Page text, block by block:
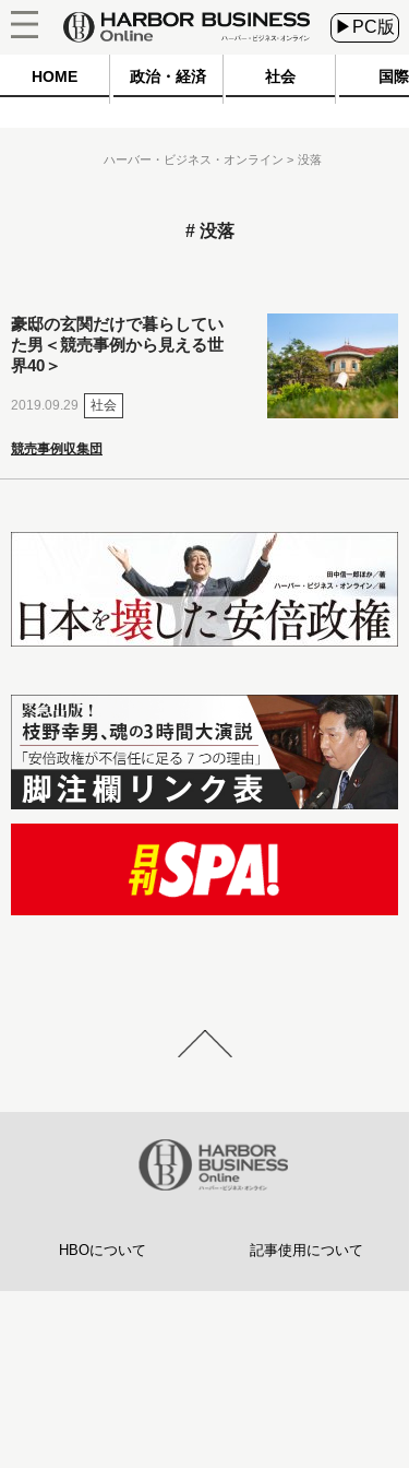
▶PC版
HOME 政治・経済 社会 国際
ハーバー・ビジネス・オンライン 没落
没落
豪邸の玄関だけで暮らしてい
た男＜競売事例から見える世
界40＞
2019.09.29 社会
競売事例収集団
HBOについて 記事使用について